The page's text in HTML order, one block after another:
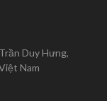
Duy Hưng,
Nam